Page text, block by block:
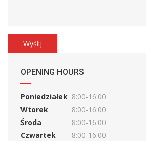
OPENING HOURS
Poniedziałek 8:00-16:00
Wtorek
8:00-16:00
Środa
8:00-16:00
Czwartek
8:00-16:00